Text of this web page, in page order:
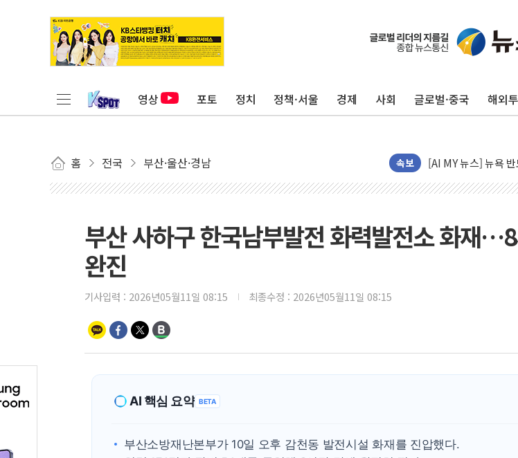
영상 포토 정치 정책·서울 경제 사회 글로벌·중국 해외
홈 전국 부산·울산·경남 속보
[종합] 이슬람 수니
트럼프, 백신·자폐
이란의 핵심 원유
美 고용 쇼크에 엔
뉴욕증시 프리뷰, 美
[종합] 美 7월 고용
뉴욕증시 개장 전
보훈부, 미 DPAA와
李 대통령, '6시간
트럼프, 中 겨냥 폴
부산 사하구 한국남부발전 화력발전소 화재
완진
기사입력 : 2026년05월11일 08:15 최종수정 : 2026년05월11일 08:15
AI 핵심 요약 BETA
부산소방재난본부가 10일 오후 감천동 발전시설 화재를 진압했다.